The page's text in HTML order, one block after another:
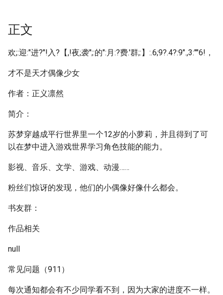
正文
欢;:迎:"进?"!入?【,!夜;袭";:的":月:?费.'群;:】:.6;9?.4?:9".,3:""6!，
才不是天才偶像少女
作者：正义凛然
简介：
苏梦穿越成平行世界里一个12岁的小萝莉，并且得到了可
以在梦中进入游戏世界学习角色技能的能力。
影视、音乐、文学、游戏、动漫……
粉丝们惊讶的发现，他们的小偶像好像什么都会。
书友群：
作品相关
null
常见问题（911）
每次通知都会有不少同学看不到，因为大家的进度不一样。